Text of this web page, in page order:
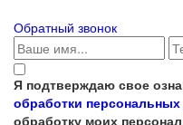
Обратный звонок
Я подтверждаю свое
обработки
обработку моих